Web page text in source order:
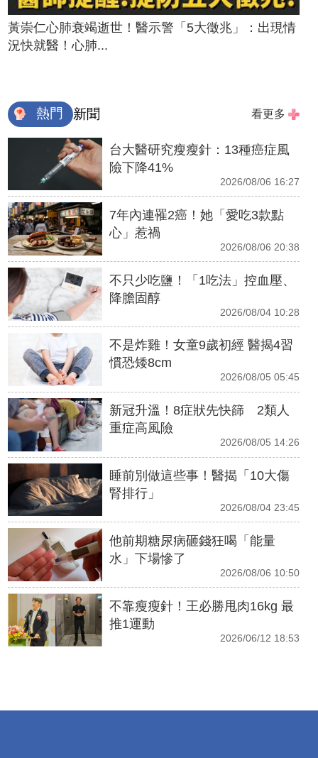
黃崇仁心肺衰竭逝世！醫示警「5大徵兆」：出現情
況快就醫！心肺...
熱門 新聞 看更多
台大醫研究瘦瘦針：13種癌症風
險下降41%
2026/08/06 16:27
7年內連罹2癌！她「愛吃3款點
心」惹禍
2026/08/06 20:38
不只少吃鹽！「1吃法」控血壓、
降膽固醇
2026/08/04 10:28
不是炸雞！女童9歲初經 醫揭4習
慣恐矮8cm
2026/08/05 05:45
新冠升溫！8症狀先快篩 2類人
重症高風險
2026/08/05 14:26
睡前別做這些事！醫揭「10大傷
腎排行」
2026/08/04 23:45
他前期糖尿病砸錢狂喝「能量
水」下場慘了
2026/08/06 10:50
不靠瘦瘦針！王必勝甩肉16kg 最
推1運動
2026/06/12 18:53